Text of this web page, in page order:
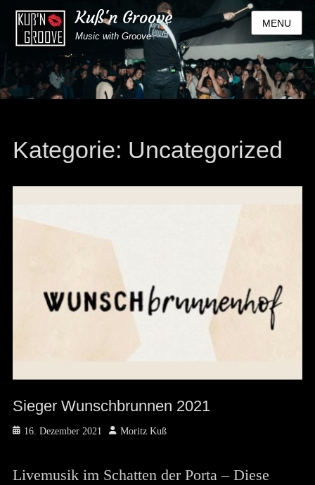
Kuß'n Groove
Music with Groove
MENU
Kategorie: Uncategorized
Sieger Wunschbrunnen 2021
Posted16. Dezember 2021 Author
Moritz Kuß
Livemusik im Schatten der Porta – Diese